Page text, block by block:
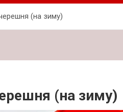
(на зиму)
(на зиму)